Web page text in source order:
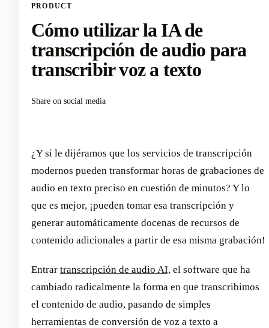
PRODUCT
Cómo utilizar la IA de
transcripción de audio para
transcribir voz a texto
Share on social media
¿Y si le dijéramos que los servicios de transcripción
modernos pueden transformar horas de grabaciones de
audio en texto preciso en cuestión de minutos? Y lo
que es mejor, ¡pueden tomar esa transcripción y
generar automáticamente docenas de recursos de
contenido adicionales a partir de esa misma grabación!
Entrar transcripción de audio AI, el software que ha
cambiado radicalmente la forma en que transcribimos
el contenido de audio, pasando de simples
herramientas de conversión de voz a texto a